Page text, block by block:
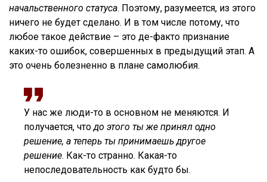
начальственного статуса. Поэтому, разумеется, из этого
ничего не будет сделано. И в том числе потому, что
любое такое действие – это де-факто признание
каких-то ошибок, совершенных в предыдущий этап. А
это очень болезненно в плане самолюбия.
У нас же люди-то в основном не меняются. И
получается, чтодо этого ты же принял одно
решение, а теперь ты принимаешь другое
решение. Как-то странно. Какая-то
непоследовательность как будто бы.